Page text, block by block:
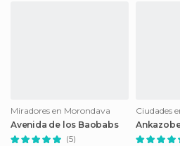
Miradores en Morondava
Avenida de los Baobabs
(5)
Ciudades